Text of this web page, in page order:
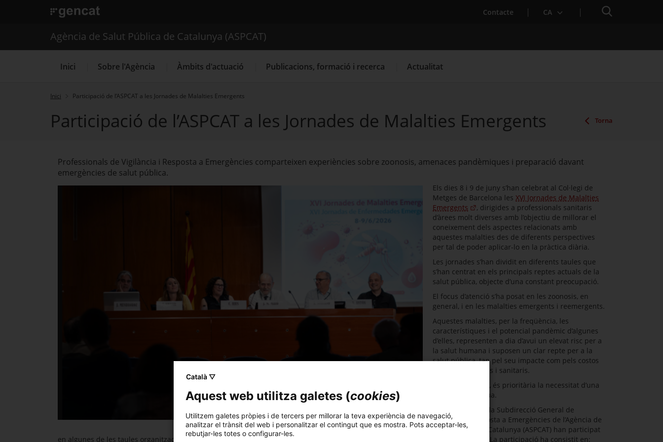
. Obre en una nova finestra. Contacte CA Cercador
Cercador
Agència de Salut Pública de Catalunya (ASPCAT)
Inici Sobre l'Agència Àmbits d'actuació Publicacions, formació i recerca Actualitat
. Obre en una nova finestra.
Inici Participació de l’ASPCAT a les Jornades de Malalties Emergents
Participació de l’ASPCAT a les Jornades de Malalties Emergents Torna
Professionals de Vigilància i Resposta a Emergències comparteixen experiències sobre zoonosis, amenaces pandèmiques i preparació davant
emergències de salut pública.
Els dies 8 i 9 de juny s’han celebrat al Col·legi de
Metges de Barcelona les XVI Jornades de Malalties
Emergents
, dirigides a professionals sanitaris
d’àrees molt diverses amb l’objectiu de millorar el
coneixement dels aspectes relacionats amb
aquestes malalties des de diferents perspectives
per tal de poder aplicar-lo en la pràctica diària.
Les jornades s’han dividit en diferents taules que
s’han centrat en els principals reptes actuals de la
salut pública, objecte d’una constant preocupació.
El focus d’atenció s’ha posat en les zoonosis, en
general, i en les malalties emergents i reemergents.
Aquestes malalties, per la freqüència, les
característiques i el potencial pandèmic d’algunes
d’elles, representen a dia d’avui un elevat risc per a
la salut humana i suposen un clar repte per a la
salut pública, tan pel seu impacte com pels costos
econòmics, socials i sanitaris.
Per aquest motiu, és prioritària la necessitat d’una
vigilància contínua.
Professionals de la Subdirecció General de
Vigilància i Resposta a Emergències de l’Agència de
Salut Pública de Catalunya (ASPCAT) han participat
en algunes de les taules organitzades, contribuint a difondre coneixements de les funcions que desenvolupen dins aquest àmbit. La participació ha consistit en:
Català ▽
Aquest web utilitza galetes (cookies)
Utilitzem galetes pròpies i de tercers per millorar la teva experiència de navegació,
analitzar el trànsit del web i personalitzar el contingut que es mostra. Pots acceptar-les,
rebutjar-les totes o configurar-les.